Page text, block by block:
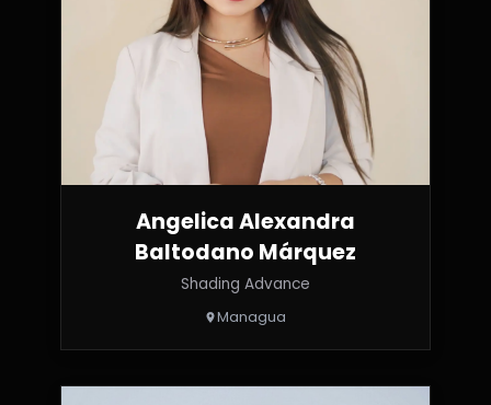
Angelica Alexandra
Baltodano Márquez
Shading Advance
Managua